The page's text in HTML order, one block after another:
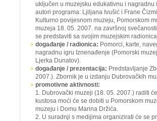
uključen u muzejsku edukativnu i nagradnu
autori programa: Ljiljana Ivušić i Frane
Kulturno povijesnom muzeju, Pomorskom
muzeja 18. 05. 2007. na završnoj
se predstaviti sa svojim muzejskim
događanje / radionica: Pomorci, karte,
nagradnu igru Iznenađenje (Pomorski
Ljerka Dunatov).
događanje / prezentacija: Predstavljanje
2007.). Zbornik je u izdanju Dubrovačkih
promotivne aktivnosti:
1. Dubrovački muzeji (18. 05. 2007.) raditi
kustosa moći će se dobiti u Pomorskom
muzeju i Domu Marina Držića.
2. U suradnji s medijima organizirati će se